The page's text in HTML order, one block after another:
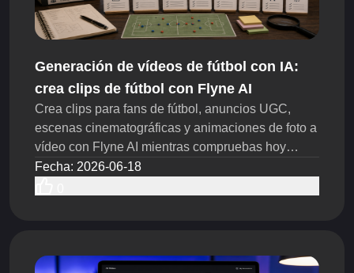
Generación de vídeos de fútbol con IA:
crea clips de fútbol con Flyne AI
Crea clips para fans de fútbol, anuncios UGC,
escenas cinematográficas y animaciones de foto a
vídeo con Flyne AI mientras compruebas hoy
mismo los derechos, la marca y las normas de
Fecha: 2026-06-18